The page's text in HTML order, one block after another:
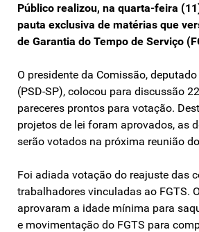
Público realizou, na quarta-feira
pauta exclusiva de matérias que
de Garantia do Tempo de Serviço
O presidente da Comissão,
(PSD-SP), colocou para discussão
pareceres prontos para votação.
projetos de lei foram aprovados, as
serão votados na próxima reunião
Foi adiada votação do reajuste das
trabalhadores vinculadas ao FGTS.
aprovaram a idade mínima para
e movimentação do FGTS para